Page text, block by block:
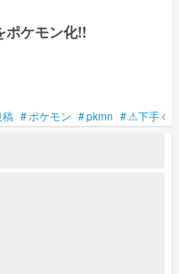
ポケモン化!!
稿 #ポケモン #pkmn #⚠下手く